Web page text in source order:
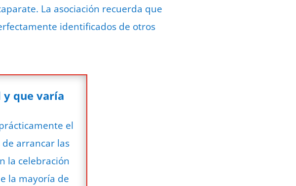
La asociación recuerda que
identificados de otros
y que varía
el
arrancar las
la celebración
la mayoría de